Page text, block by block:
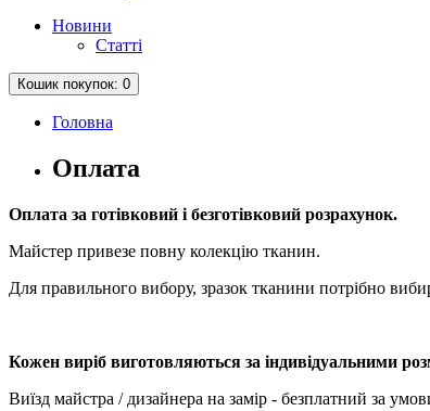
Новини
Статті
Кошик покупок: 0
Головна
Оплата
Оплата за готівковий і безготівковий розрахунок.
Майстер привезе повну колекцію тканин.
Для правильного вибору, зразок тканини потрібно
Кожен виріб виготовляються за індивідуальними
Виїзд майстра / дизайнера на замір - безплатний за